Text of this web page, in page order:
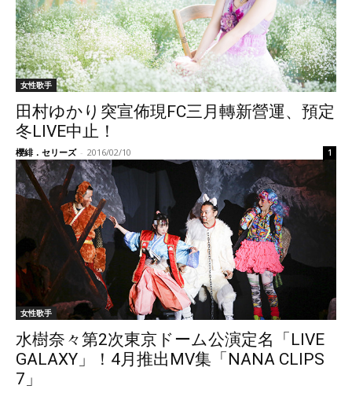
女性歌手
田村ゆかり突宣佈現FC三月轉新營運、預定
冬LIVE中止！
櫻緋．セリーズ - 2016/02/10 1
女性歌手
水樹奈々第2次東京ドーム公演定名「LIVE
GALAXY」！4月推出MV集「NANA CLIPS
7」